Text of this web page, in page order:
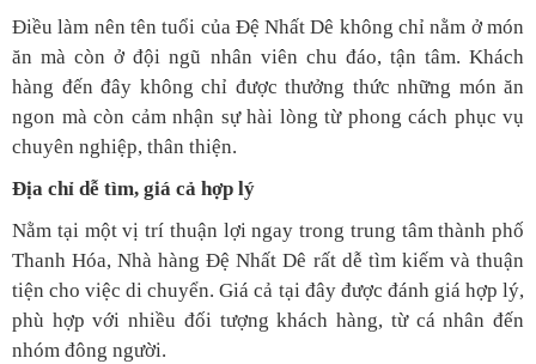
Điều làm nên tên tuổi của Đệ Nhất Dê không chỉ nằm ở món
ăn mà còn ở đội ngũ nhân viên chu đáo, tận tâm. Khách
hàng đến đây không chỉ được thưởng thức những món ăn
ngon mà còn cảm nhận sự hài lòng từ phong cách phục vụ
chuyên nghiệp, thân thiện.
Địa chỉ dễ tìm, giá cả hợp lý
Nằm tại một vị trí thuận lợi ngay trong trung tâm thành phố
Thanh Hóa, Nhà hàng Đệ Nhất Dê rất dễ tìm kiếm và thuận
tiện cho việc di chuyển. Giá cả tại đây được đánh giá hợp lý,
phù hợp với nhiều đối tượng khách hàng, từ cá nhân đến
nhóm đông người.